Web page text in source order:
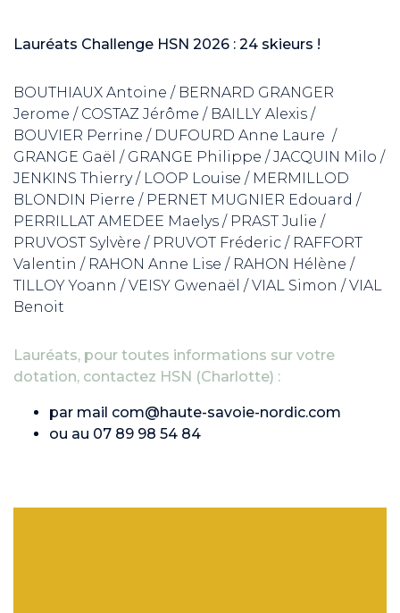
Lauréats Challenge HSN 2026 : 24 skieurs !
BOUTHIAUX Antoine / BERNARD GRANGER
Jerome / COSTAZ Jérôme / BAILLY Alexis /
BOUVIER Perrine / DUFOURD Anne Laure /
GRANGE Gaël / GRANGE Philippe / JACQUIN Milo /
JENKINS Thierry / LOOP Louise / MERMILLOD
BLONDIN Pierre / PERNET MUGNIER Edouard /
PERRILLAT AMEDEE Maelys / PRAST Julie /
PRUVOST Sylvère / PRUVOT Fréderic / RAFFORT
Valentin / RAHON Anne Lise / RAHON Hélène /
TILLOY Yoann / VEISY Gwenaël / VIAL Simon / VIAL
Benoit
Lauréats, pour toutes informations sur votre
dotation, contactez HSN (Charlotte) :
par mail com@haute-savoie-nordic.com
ou au 07 89 98 54 84